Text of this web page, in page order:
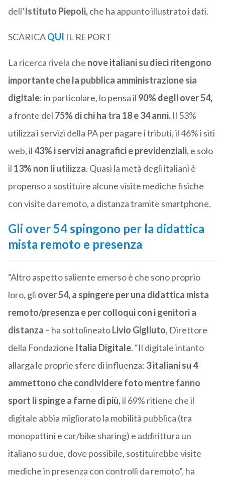
dell’Istituto Piepoli,che ha appunto illustrato i dati.
SCARICAQUI IL REPORT
La ricerca rivela che nove italiani su dieci ritengono
importante che la pubblica amministrazione sia
digitale: in particolare, lo pensa il 90% degli over 54,
a fronte del 75% di chi ha tra 18 e 34 anni.Il 53%
utilizza i servizi della PA per pagare i tributi, il 46% i siti
web, il43% i servizi anagrafici e previdenziali,e solo
il 13% non li utilizza. Quasi la metà degli italiani è
propenso a sostituire alcune visite mediche fisiche
con visite da remoto, a distanza tramite smartphone.
Gli over 54 spingono per la didattica
mista remoto e presenza
“Altro aspetto saliente emerso è che sono proprio
loro, gli over 54, a spingere per una didattica mista
remoto/presenza e per colloqui con i genitori a
distanza – ha sottolineatoLivio Gigliuto, Direttore
della Fondazione Italia Digitale. “Il digitale intanto
allarga le proprie sfere di influenza: 3 italiani su 4
ammettono che condividere foto mentre fanno
sport li spinge a farne di più,il 69% ritiene che il
digitale abbia migliorato la mobilità pubblica (tra
monopattini e car/bike sharing) e addirittura un
italiano su due, dove possibile, sostituirebbe visite
mediche in presenza con controlli da remoto”, ha